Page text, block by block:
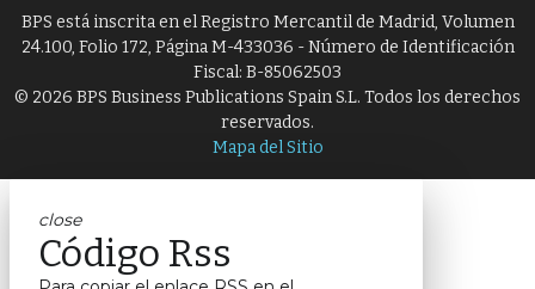
BPS está inscrita en el Registro Mercantil de Madrid, Volumen
24.100, Folio 172, Página M-433036 - Número de Identificación
Fiscal: B-85062503
© 2026 BPS Business Publications Spain S.L. Todos los derechos
reservados.
Mapa del Sitio
close
Código Rss